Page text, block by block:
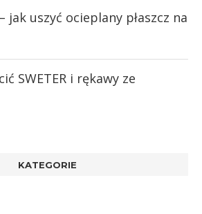
jak uszyć ocieplany płaszcz na
SWETER i rękawy ze
KATEGORIE